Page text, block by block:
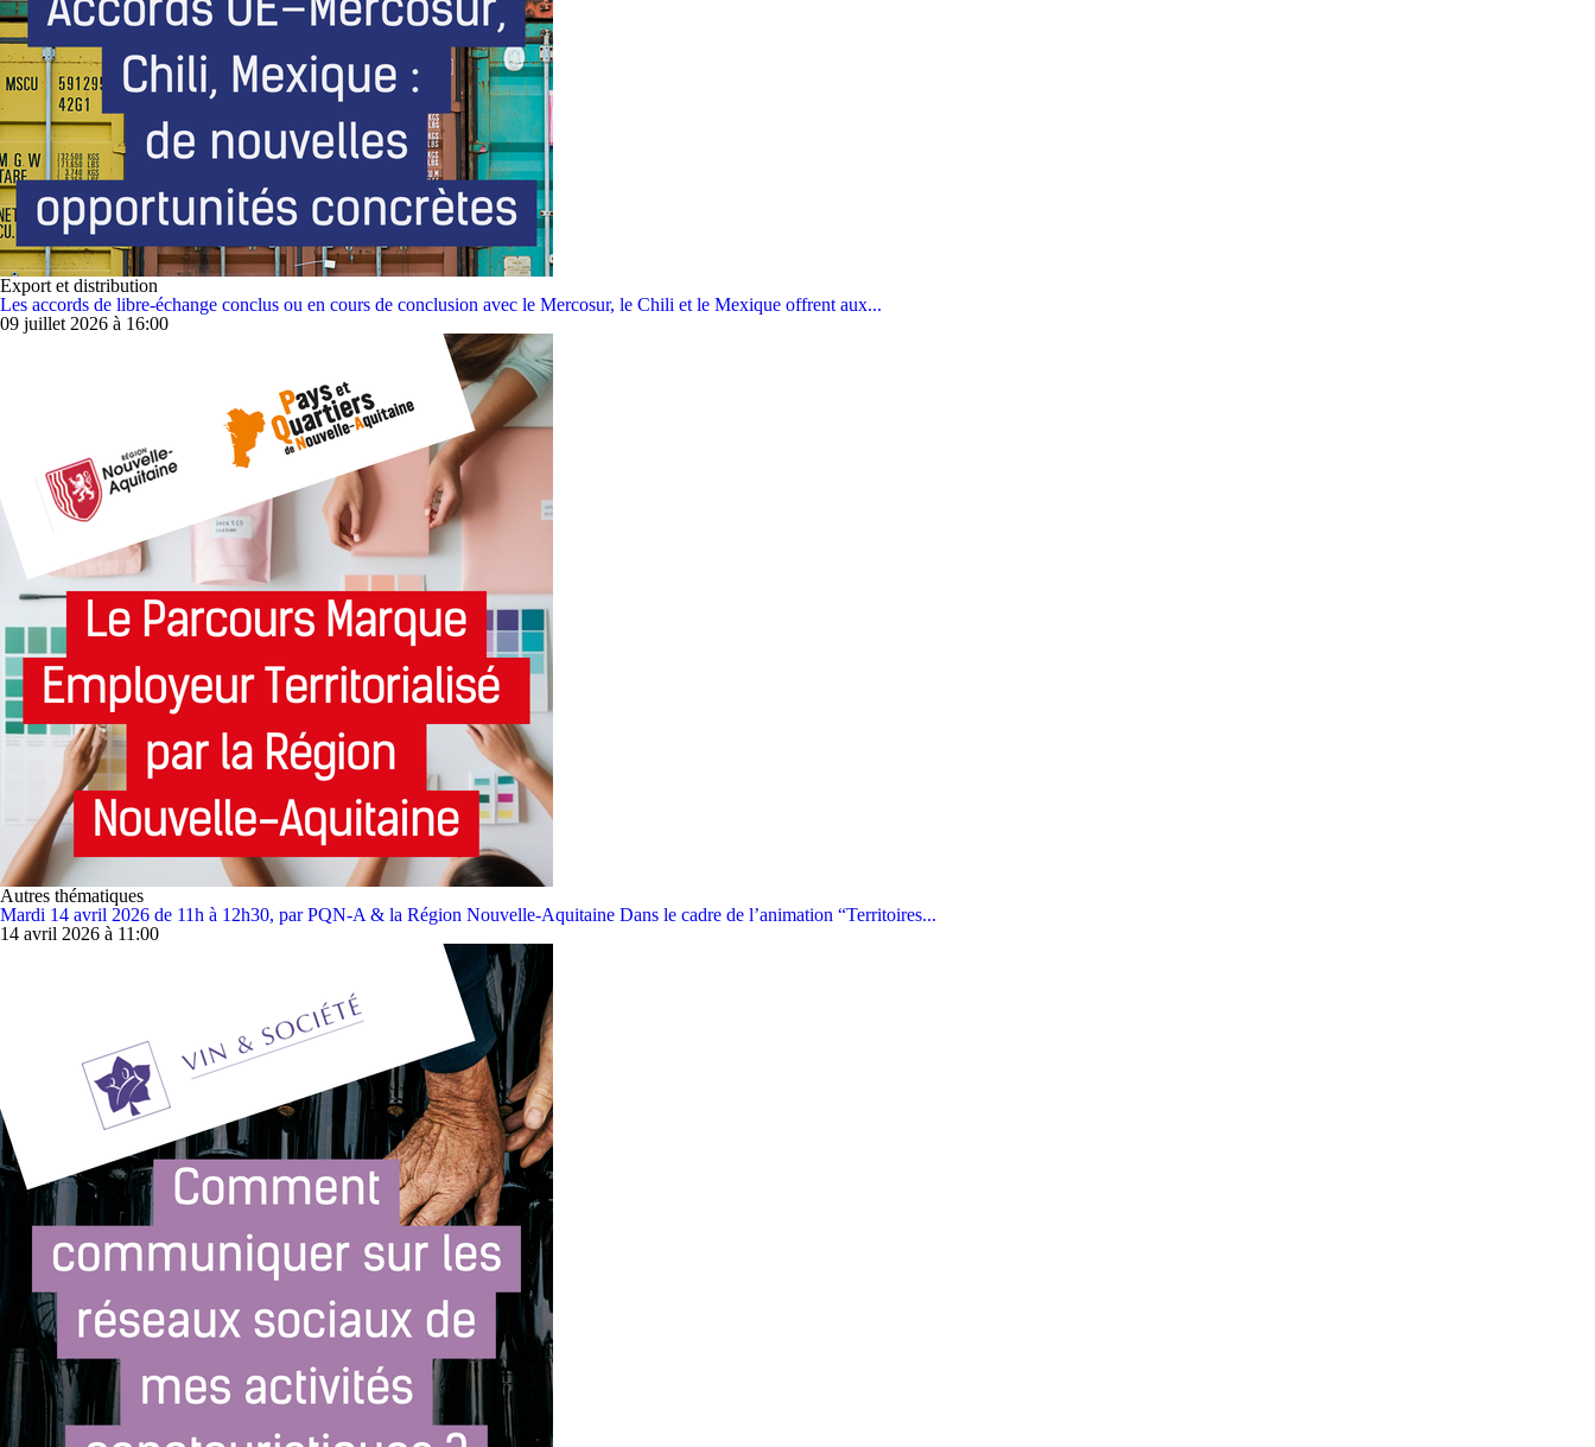
Export et distribution
Les accords de libre‑échange conclus ou en cours de conclusion avec le Mercosur, le Chili et le Mexique offrent aux...
09 juillet 2026 à 16:00
Autres thématiques
Mardi 14 avril 2026 de 11h à 12h30, par PQN-A & la Région Nouvelle-Aquitaine Dans le cadre de l’animation “Territoires...
14 avril 2026 à 11:00